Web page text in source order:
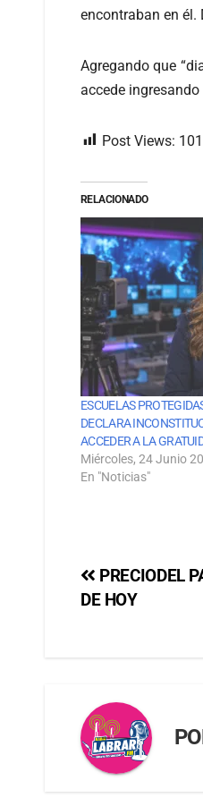
encontraban en él.
Agregando que
accede
Post Views: 101
RELACIONADO
ESCUELAS
DECLARA
ACCEDER A LA
Miércoles, 24 Junio
En "Noticias"
PRECIODEL
DE HOY